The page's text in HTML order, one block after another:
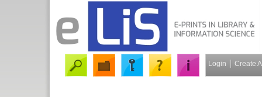
Login Create